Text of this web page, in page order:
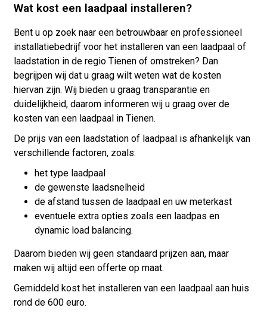
Wat kost een laadpaal installeren?
Bent u op zoek naar een betrouwbaar en professioneel
installatiebedrijf voor het installeren van een laadpaal of
laadstation in de regio Tienen of omstreken? Dan
begrijpen wij dat u graag wilt weten wat de kosten
hiervan zijn. Wij bieden u graag transparantie en
duidelijkheid, daarom informeren wij u graag over de
kosten van een laadpaal in Tienen.
De prijs van een laadstation of laadpaal is afhankelijk van
verschillende factoren, zoals:
het type laadpaal
de gewenste laadsnelheid
de afstand tussen de laadpaal en uw meterkast
eventuele extra opties zoals een laadpas en
dynamic load balancing.
Daarom bieden wij geen standaard prijzen aan, maar
maken wij altijd een offerte op maat.
Gemiddeld kost het installeren van een laadpaal aan huis
rond de 600 euro.